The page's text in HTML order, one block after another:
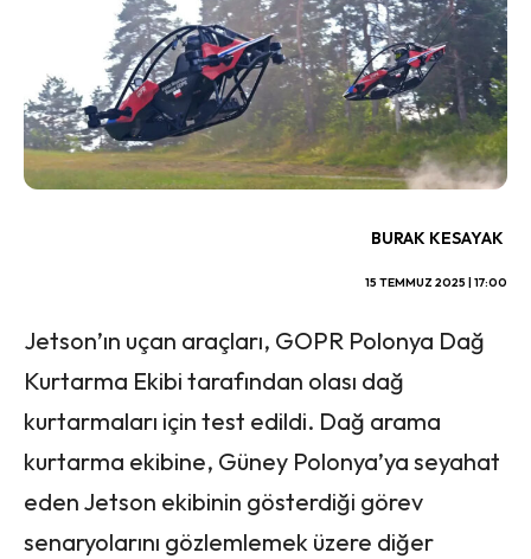
BURAK KESAYAK
15 TEMMUZ 2025 | 17:00
Jetson’ın uçan araçları, GOPR Polonya Dağ
Kurtarma Ekibi tarafından olası dağ
kurtarmaları için test edildi. Dağ arama
kurtarma ekibine, Güney Polonya’ya seyahat
eden Jetson ekibinin gösterdiği görev
senaryolarını gözlemlemek üzere diğer